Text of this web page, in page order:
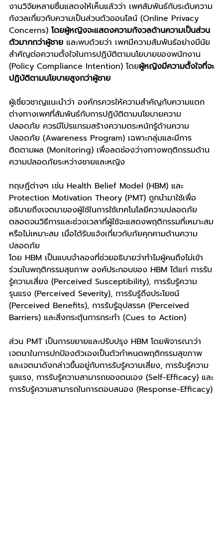
งานวิจัยหลายชิ้นแสดงให้เห็นแล้วว่า เพศสัมพันธ์กับระดับความ
กังวลเกี่ยวกับความเป็นส่วนตัวออนไลน์ (Online Privacy
Concerns) โดยผู้หญิงจะแสดงความกังวลด้านความเป็นส่วน
ตัวมากกว่าผู้ชาย และพบด้วยว่า เพศมีความสัมพันธ์อย่างมีนัย
สำคัญต่อความตั้งใจในการปฏิบัติตามนโยบายของพนักงาน
(Policy Compliance Intention) โดยผู้หญิงมีความตั้งใจที่จะ
ปฏิบัติตามนโยบายสูงกว่าผู้ชาย
ผู้เชี่ยวชาญแนะนำว่า องค์กรควรให้ความสำคัญกับความแตก
ต่างทางเพศที่สัมพันธ์กับการปฏิบัติตามนโยบายความ
ปลอดภัย ควรมีโปรแกรมสร้างความตระหนักรู้ด้านความ
ปลอดภัย (Awareness Program) เฉพาะกลุ่มและมีการ
ติดตามผล (Monitoring) เพื่อลดช่องว่างทางพฤติกรรมด้าน
ความปลอดภัยระหว่างชายและหญิง
ทฤษฎีต่างๆ เช่น Health Belief Model (HBM) และ
Protection Motivation Theory (PMT) ถูกนำมาใช้เพื่อ
อธิบายถึงเจตนาของผู้ใช้ในการใช้เทคโนโลยีความปลอดภัย
ตลอดจนวิธีการและช่วงเวลาที่ผู้ใช้จะแสดงพฤติกรรมที่เหมาะสม
หรือไม่เหมาะสม เมื่อได้รับแจ้งเกี่ยวกับภัยคุกคามด้านความ
ปลอดภัย
โดย HBM เป็นแบบจำลองที่ช่วยอธิบายว่าทำไมผู้คนถึงไม่เข้า
ร่วมในพฤติกรรมสุขภาพ องค์ประกอบของ HBM ได้แก่ การรับ
รู้ความเสี่ยง (Perceived Susceptibility), การรับรู้ความ
รุนแรง (Perceived Severity), การรับรู้ถึงประโยชน์
(Perceived Benefits), การรับรู้อุปสรรค (Perceived
Barriers) และสิ่งกระตุ้นการกระทำ (Cues to Action)
ส่วน PMT เป็นการขยายและปรับปรุง HBM โดยพิจารณาว่า
เจตนาในการปกป้องตัวเองเป็นตัวกำหนดพฤติกรรมสุขภาพ
และเจตนาดังกล่าวขึ้นอยู่กับการรับรู้ความเสี่ยง, การรับรู้ความ
รุนแรง, การรับรู้ความสามารถของตนเอง (Self-Efficacy) และ
การรับรู้ความสามารถในการตอบสนอง (Response-Efficacy)